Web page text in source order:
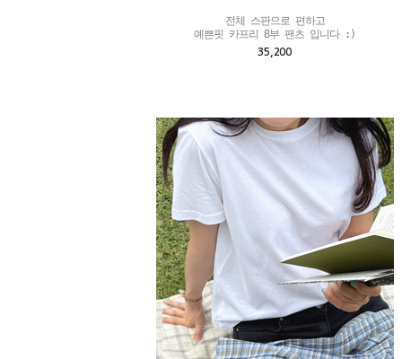
전체 스판으로 편하고
예쁜핏 카프리 8부 팬츠 입니다 :)
35,200